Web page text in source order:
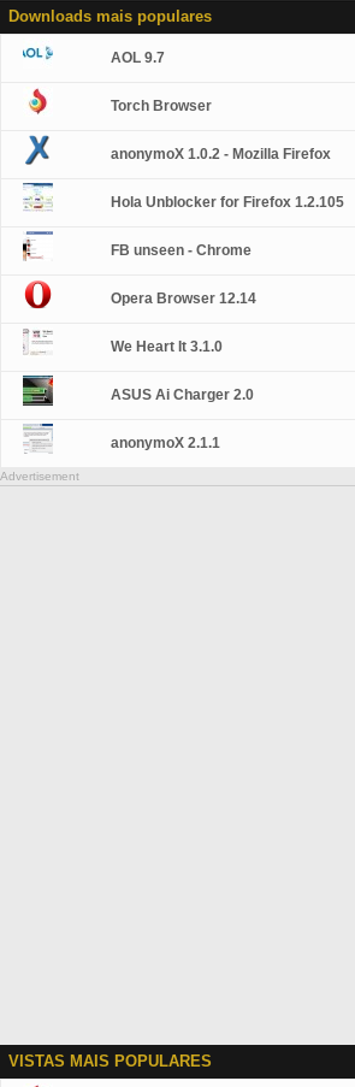
Downloads mais populares
AOL 9.7
Torch Browser
anonymoX 1.0.2 - Mozilla Firefox
Hola Unblocker for Firefox 1.2.105
FB unseen - Chrome
Opera Browser 12.14
We Heart It 3.1.0
ASUS Ai Charger 2.0
anonymoX 2.1.1
Advertisement
VISTAS MAIS POPULARES